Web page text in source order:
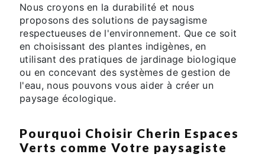
Nous croyons en la durabilité et nous
proposons des solutions de paysagisme
respectueuses de l'environnement. Que ce soit
en choisissant des plantes indigènes, en
utilisant des pratiques de jardinage biologique
ou en concevant des systèmes de gestion de
l'eau, nous pouvons vous aider à créer un
paysage écologique.
Pourquoi Choisir Cherin Espaces
Verts comme Votre paysagiste